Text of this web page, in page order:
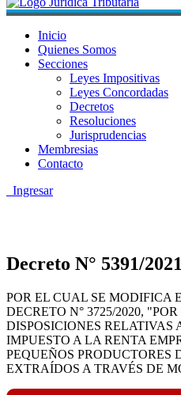
Inicio
Quienes Somos
Secciones
Leyes Impositivas
Leyes Concordadas
Decretos
Resoluciones
Jurisprudencias
Membresias
Contacto
Ingresar
Decreto N° 5391/
POR EL CUAL SE MODIFICA
DECRETO N° 3725/2020,
DISPOSICIONES RELATIVAS
IMPUESTO A LA RENTA
PEQUEÑOS PRODUCTORES
EXTRAÍDOS A TRAVÉS DE